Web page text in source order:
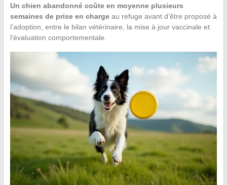
Un chien abandonné coûte en moyenne plusieurs
semaines de prise en chargeau refuge avant d’être proposé à
l’adoption, entre le bilan vétérinaire, la mise à jour vaccinale et
l’évaluation comportementale.